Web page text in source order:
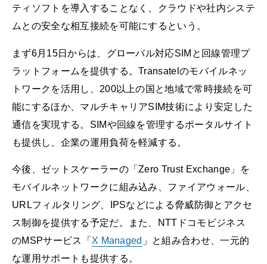
ティソフトを導入することなく、クラウドや社内システ
ムとの安全な相互接続を可能にするという。
まず6月15日からは、グローバル対応SIMと回線管理プ
ラットフォームを提供する。Transatelのモバイルネッ
トワークを活用し、200以上の国と地域で常時接続を可
能にするほか、マルチキャリアSIM技術により安定した
通信を実現する。SIMや回線を管理するポータルサイト
も提供し、企業の運用負荷を軽減する。
今後、ゼットスケーラーの「Zero Trust Exchange」を
モバイルネットワークに組み込み、ファイアウォール、
URLフィルタリング、IPSなどによる脅威防御とアクセ
ス制御を提供する予定だ。また、NTTドコモビジネス
のMSPサービス「 X Managed 」と組み合わせ、一元的
な運用サポートも提供する。